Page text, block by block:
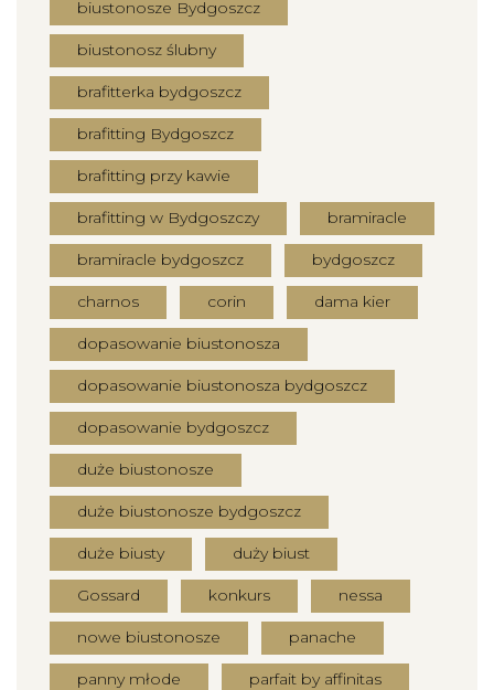
biustonosze Bydgoszcz
biustonosz ślubny
brafitterka bydgoszcz
brafitting Bydgoszcz
brafitting przy kawie
brafitting w Bydgoszczy bramiracle
bramiracle bydgoszcz bydgoszcz
charnos corin dama kier
dopasowanie biustonosza
dopasowanie biustonosza bydgoszcz
dopasowanie bydgoszcz
duże biustonosze
duże biustonosze bydgoszcz
duże biusty duży biust
Gossard konkurs nessa
nowe biustonosze panache
panny młode parfait by affinitas